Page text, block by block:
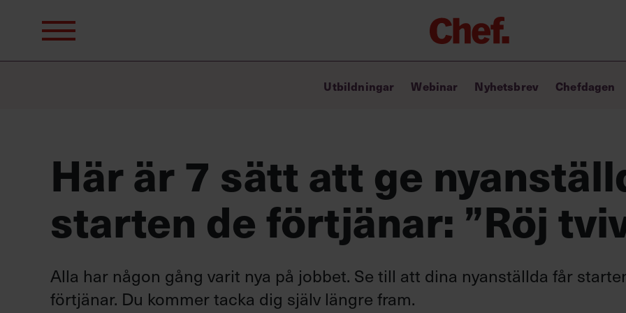
efter:
Chefakademin+
Lyft ditt ledarskap med C+
Ledarskapstest
Chef GPT – din chefsassistent i
Utbildningar Webinar Nyhetsbrev Chefdagen
Här är 7 sätt att ge
starten de förtjänar: ”Röj
Alla har någon gång varit nya på jobbet. Se till att dina nyanställda får
förtjänar. Du kommer tacka dig själv längre fram.